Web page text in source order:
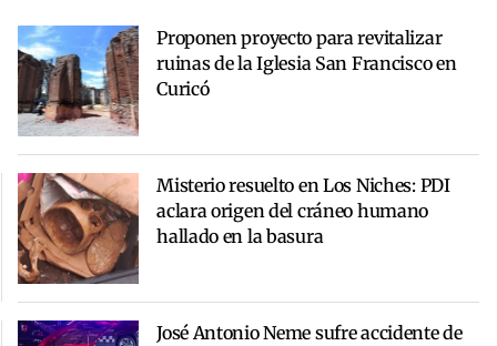
Proponen proyecto para revitalizar
ruinas de la Iglesia San Francisco en
Curicó
Misterio resuelto en Los Niches: PDI
aclara origen del cráneo humano
hallado en la basura
José Antonio Neme sufre accidente de